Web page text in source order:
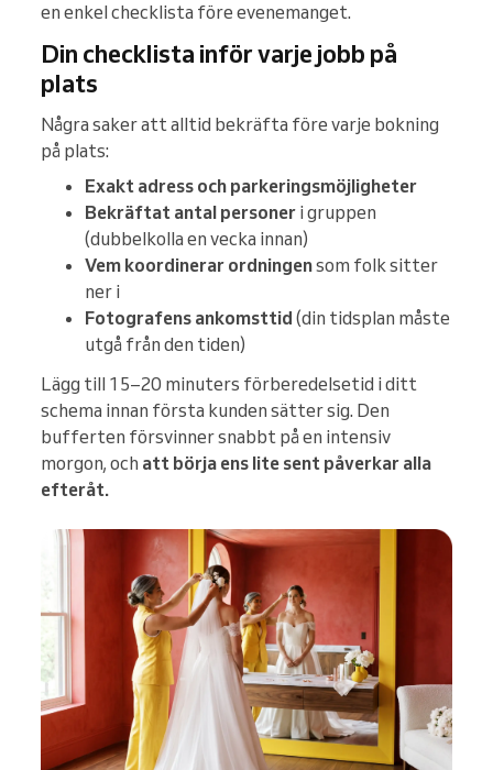
en enkel checklista före evenemanget.
Din checklista inför varje jobb på
plats
Några saker att alltid bekräfta före varje bokning
på plats:
Exakt adress och parkeringsmöjligheter
Bekräftat antal personer i gruppen
(dubbelkolla en vecka innan)
Vem koordinerar ordningensom folk sitter
ner i
Fotografens ankomsttid (din tidsplan måste
utgå från den tiden)
Lägg till 15–20 minuters förberedelsetid i ditt
schema innan första kunden sätter sig. Den
bufferten försvinner snabbt på en intensiv
morgon, och att börja ens lite sent påverkar alla
efteråt.